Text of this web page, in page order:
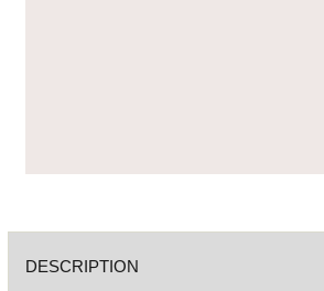
DESCRIPTION